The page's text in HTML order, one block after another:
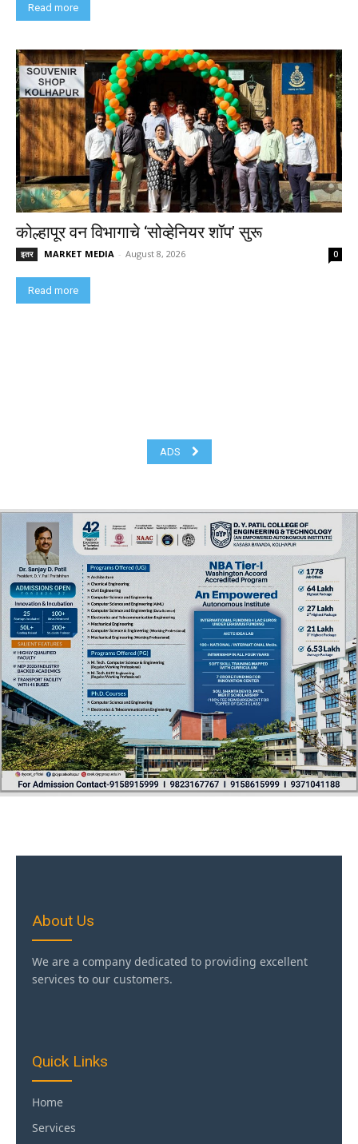
Read more
कोल्हापूर वन विभागाचे ‘सोव्हेनियर शॉप’ सुरू
इतर MARKET MEDIA - August 8, 2026 0
Read more
ADS
About Us
We are a company dedicated to providing excellent
services to our customers.
Quick Links
Home
Services